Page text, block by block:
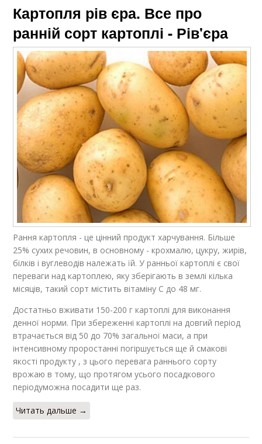
Картопля рів єра. Все про
ранній сорт картоплі - Рів'єра
Рання картопля - це цінний продукт харчування. Більше
25% сухих речовин, в основному - крохмалю, цукру, жирів,
білків і вуглеводів належать їй. У ранньої картоплі є свої
переваги над картоплею, яку зберігають в землі кілька
місяців, такий сорт містить вітаміну C до 48 мг.
Достатньо вживати 150-200 г картоплі для виконання
денної норми. При збереженні картоплі на довгий період
втрачається від 50 до 70% загальної маси, а при
інтенсивному проростанні погіршується ще й смакові
якості продукту , з цього перевага раннього сорту
врожаю в тому, що протягом усього посадкового
періодуможна посадити ще раз.
Читать дальше →